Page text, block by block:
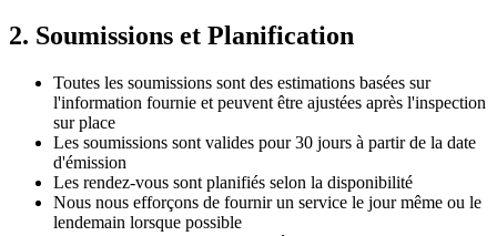
2. Soumissions et Planification
Toutes les soumissions sont des estimations basées sur
l'information fournie et peuvent être ajustées après l'inspection
sur place
Les soumissions sont valides pour 30 jours à partir de la date
d'émission
Les rendez-vous sont planifiés selon la disponibilité
Nous nous efforçons de fournir un service le jour même ou le
lendemain lorsque possible